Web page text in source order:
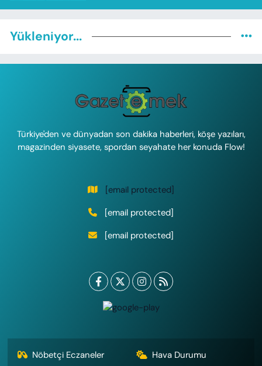
Yükleniyor...
Türkiye'den ve dünyadan son dakika haberleri, köşe yazıları,
magazinden siyasete, spordan seyahate her konuda Flow!
[email protected]
[email protected]
[email protected]
Nöbetçi Eczaneler Hava Durumu